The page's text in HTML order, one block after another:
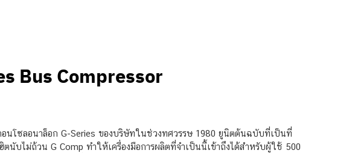
Bus Compressor
โซลอนาล็อก G-Series ของบริษัทในช่วงทศวรรษ 1980 ยูนิตต้นฉบับที่เป็นที่
บไม่ถ้วน G Comp ทำให้เครื่องมือการผลิตที่จำเป็นนี้เข้าถึงได้สำหรับผู้ใช้ 500